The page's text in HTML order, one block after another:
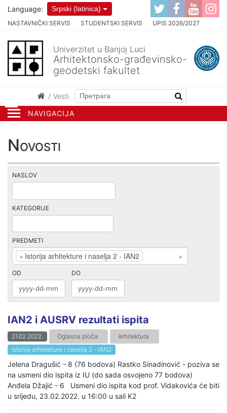
NAVIGACIJA
NASTAVNIČKI SERVIS STUDENTSKI SERVIS UPIS 2026/2027
Language: Srpski (latinica)
Univerzitet u Banjoj Luci
Arhitektonsko-građevinsko-
geodetski fakultet
Vesti
Novosti
NASLOV
KATEGORIJE
PREDMETI
×
× Istorija arhitekture i naselja 2 - IAN2
OD DO
IAN2 i AUSRV rezultati ispita
21.02.2022. Oglasna ploča
Arhitektura
Istorija arhitekture i naselja 2 - IAN2
Jelena Dragušić - 8 (76 bodova) Rastko Sinadinović - poziva se
na usmeni dio ispita iz IU (do sada osvojeno 77 bodova)
Anđela Džajić - 6 Usmeni dio ispita kod prof. Vidakovića će biti
u srijedu, 23.02.2022. u 16:00 u sali K2